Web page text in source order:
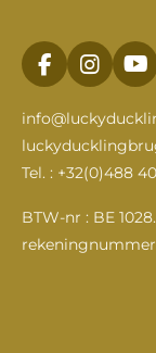
F
a
c
e
b
o
k
I
n
s
t
a
g
a
m
Y
o
u
u
b
Tel. : +32(0)488
BTW-nr : BE
rekeningnummer